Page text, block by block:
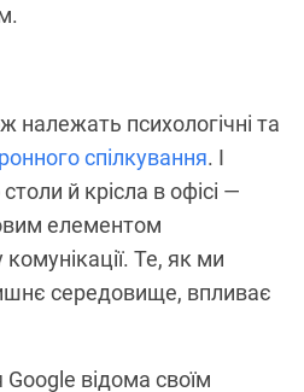
психологічні та
спілкування. І
й крісла в офісі —
елементом
Те, як ми
середовище, впливає
відома своїм